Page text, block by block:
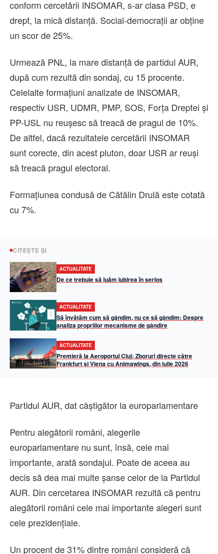
conform cercetării INSOMAR, s-ar clasa PSD, e
drept, la mică distanță. Social-democrații ar obține
un scor de 25%.
Urmează PNL, la mare distanță de partidul AUR,
după cum rezultă din sondaj, cu 15 procente.
Celelalte formațiuni analizate de INSOMAR,
respectiv USR, UDMR, PMP, SOS, Forța Dreptei și
PP-USL nu reușesc să treacă de pragul de 10%.
De altfel, dacă rezultatele cercetării INSOMAR
sunt corecte, din acest pluton, doar USR ar reuși
să treacă pragul electoral.
Formațiunea condusă de Cătălin Drulă este cotată
cu 7%.
CITEȘTE ȘI
ACTUALITATE
De ce trebuie să luăm iubirea în serios
ACTUALITATE
Să învățăm cum să gândim, nu ce să gândim: Despre
analiza propriilor mecanisme de gândire
ACTUALITATE
Premieră la Aeroportul Cluj: Zboruri directe către
Frankfurt și Viena cu Animawings, din iulie 2026
Partidul AUR, dat câștigător la europarlamentare
Pentru alegătorii români, alegerile
europarlamentare nu sunt, însă, cele mai
importante, arată sondajul. Poate de aceea au
decis să dea mai multe șanse celor de la Partidul
AUR. Din cercetarea INSOMAR rezultă că pentru
alegătorii români cele mai importante alegeri sunt
cele prezidențiale.
Un procent de 31% dintre români consideră că